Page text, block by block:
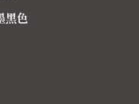
黑色